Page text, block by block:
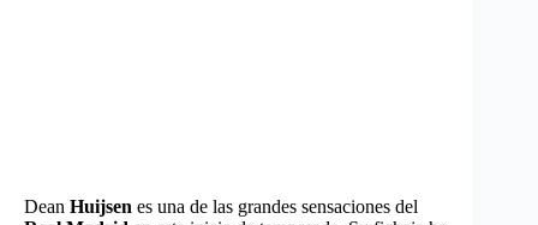
Dean Huijsen es una de las grandes sensaciones del